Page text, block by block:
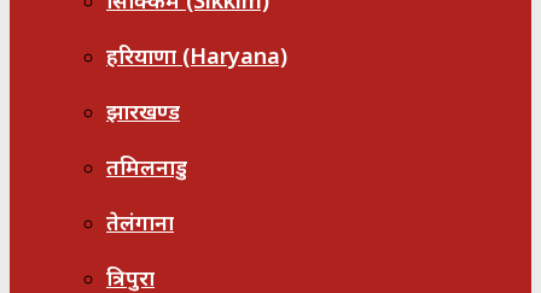
हरियाणा (Haryana)
झारखण्ड
तमिलनाडु
तेलंगाना
त्रिपुरा